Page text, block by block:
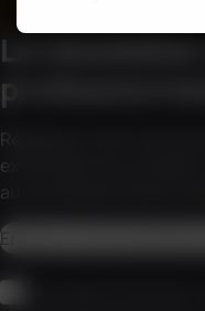
La newsletter
professionnels
Rejoignez notre
exclusivité nos conseils,
aux professionnels du
Adresse email
RGPD